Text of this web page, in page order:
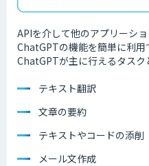
APIを介して他のアプリーシ
ChatGPTの機能を簡単に利用
ChatGPTが主に行えるタスク
テキスト翻訳
文章の要約
テキストやコードの添削
メール文作成